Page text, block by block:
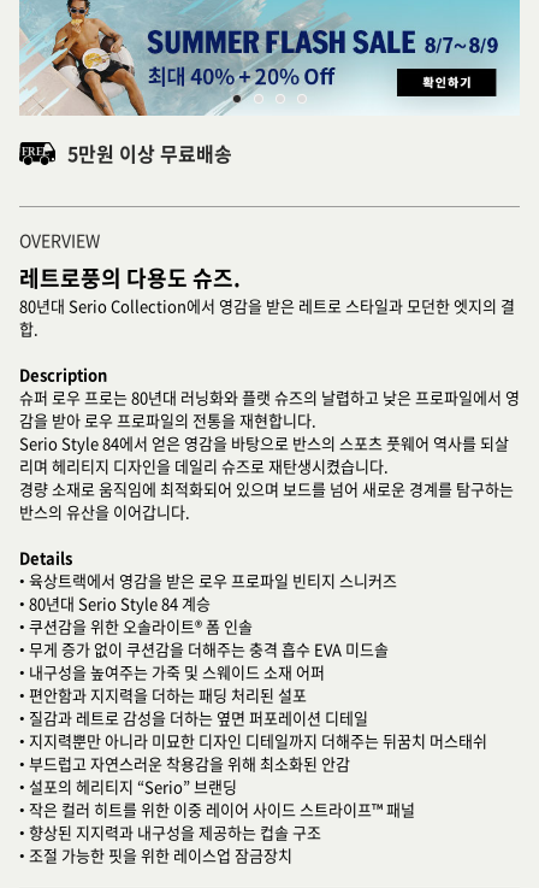
5만원 이상 무료배송
OVERVIEW
레트로풍의 다용도 슈즈.
80년대 Serio Collection에서 영감을 받은 레트로 스타일과 모던한 엣지의 결
합.
Description
슈퍼 로우 프로는 80년대 러닝화와 플랫 슈즈의 날렵하고 낮은 프로파일에서 영
감을 받아 로우 프로파일의 전통을 재현합니다.
Serio Style 84에서 얻은 영감을 바탕으로 반스의 스포츠 풋웨어 역사를 되살
리며 헤리티지 디자인을 데일리 슈즈로 재탄생시켰습니다.
경량 소재로 움직임에 최적화되어 있으며 보드를 넘어 새로운 경계를 탐구하는
반스의 유산을 이어갑니다.
Details
• 육상트랙에서 영감을 받은 로우 프로파일 빈티지 스니커즈
• 80년대 Serio Style 84 계승
• 쿠션감을 위한 오솔라이트® 폼 인솔
• 무게 증가 없이 쿠션감을 더해주는 충격 흡수 EVA 미드솔
• 내구성을 높여주는 가죽 및 스웨이드 소재 어퍼
• 편안함과 지지력을 더하는 패딩 처리된 설포
• 질감과 레트로 감성을 더하는 옆면 퍼포레이션 디테일
• 지지력뿐만 아니라 미묘한 디자인 디테일까지 더해주는 뒤꿈치 머스태쉬
• 부드럽고 자연스러운 착용감을 위해 최소화된 안감
• 설포의 헤리티지 “Serio” 브랜딩
• 작은 컬러 히트를 위한 이중 레이어 사이드 스트라이프™ 패널
• 향상된 지지력과 내구성을 제공하는 컵솔 구조
• 조절 가능한 핏을 위한 레이스업 잠금장치